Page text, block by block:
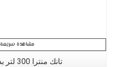
مشاهدة سريعة
تانك منترا 300 لتر بدون عداد